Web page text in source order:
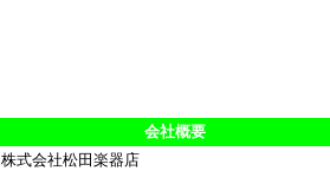
会社概要
株式会社松田楽器店